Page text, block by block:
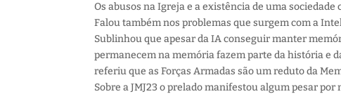
Os abusos na Igreja e a existência de uma
Falou também nos problemas que surgem com a
Sublinhou que apesar da IA conseguir manter
permanecem na memória fazem parte da história e
referiu que as Forças Armadas são um reduto da
Sobre a JMJ23 o prelado manifestou algum pesar